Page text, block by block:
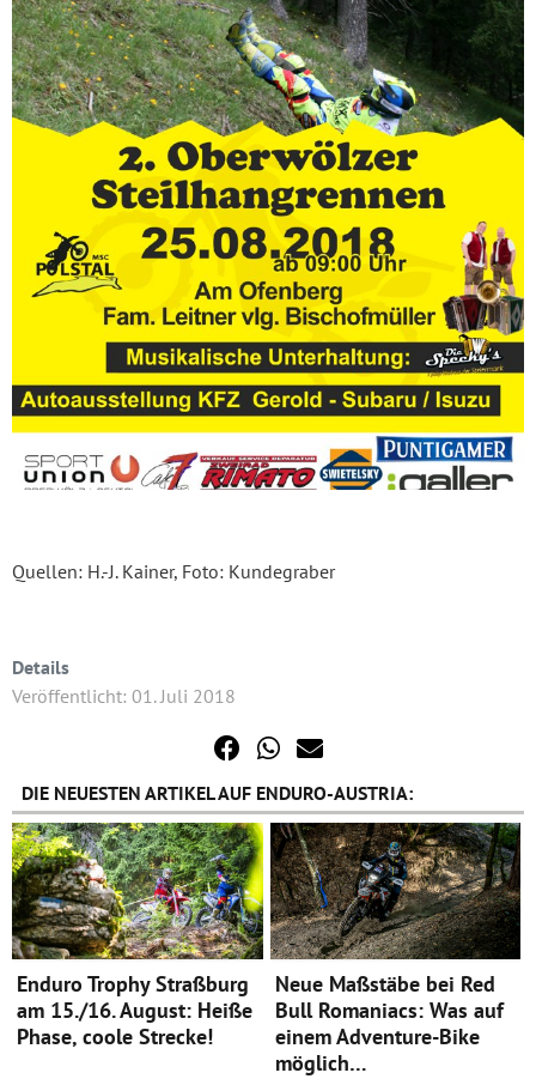
Quellen: H.-J. Kainer, Foto: Kundegraber
Details
Veröffentlicht: 01. Juli 2018
DIE NEUESTEN ARTIKEL AUF ENDURO-AUSTRIA:
Enduro Trophy Straßburg
am 15./16. August: Heiße
Phase, coole Strecke!
Neue Maßstäbe bei Red
Bull Romaniacs: Was auf
einem Adventure-Bike
möglich…